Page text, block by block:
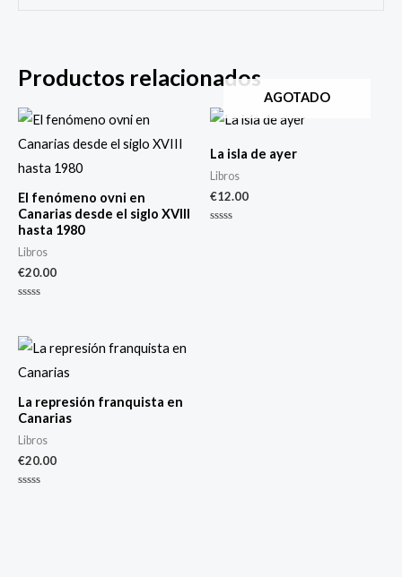
Productos relacionados
El fenómeno ovni en
Canarias desde el siglo XVIII
hasta 1980
Libros
€20.00
de
5
AGOTADO
La isla de ayer
Libros
€12.00
La represión franquista en
Canarias
Libros
€20.00